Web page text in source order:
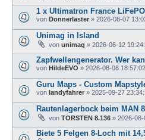
1 x Ultimatron France
von Donnerlaster » 2026-08-07
Unimag in Island
von unimag » 2026-06-12
Zapfwellengenerator. Wer
von HildeEVO » 2026-08-06 18:57:02
Guru Maps - Custom
von landyfahrer » 2025-09-27
Rautenlagerbock beim MAN
von TORSTEN 8.136 » 2026-
Biete 5 Felgen 8-Loch mit